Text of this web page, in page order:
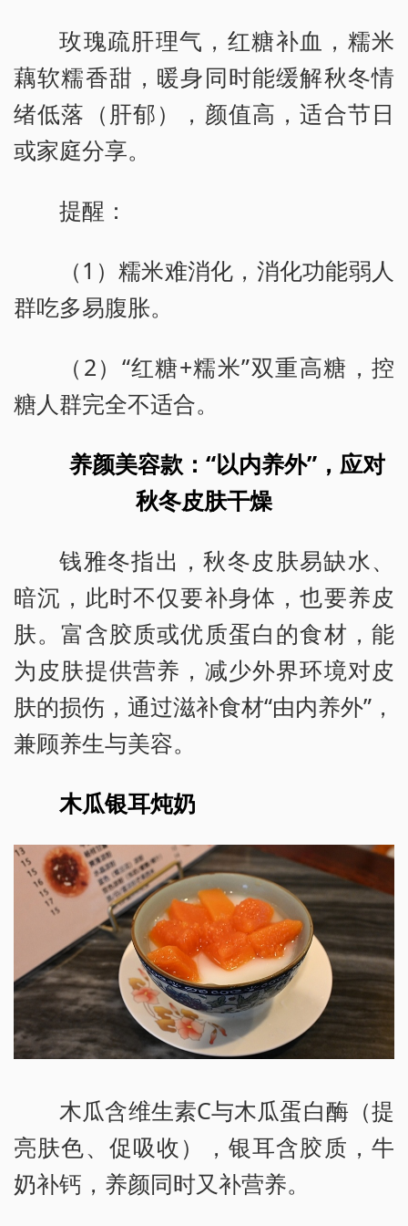
玫瑰疏肝理气，红糖补血，糯米
藕软糯香甜，暖身同时能缓解秋冬情
绪低落（肝郁），颜值高，适合节日
或家庭分享。
提醒：
（1）糯米难消化，消化功能弱人
群吃多易腹胀。
（2）“红糖+糯米”双重高糖，控
糖人群完全不适合。
养颜美容款：“以内养外”，应对
秋冬皮肤干燥
钱雅冬指出，秋冬皮肤易缺水、
暗沉，此时不仅要补身体，也要养皮
肤。富含胶质或优质蛋白的食材，能
为皮肤提供营养，减少外界环境对皮
肤的损伤，通过滋补食材“由内养外”，
兼顾养生与美容。
木瓜银耳炖奶
木瓜含维生素C与木瓜蛋白酶（提
亮肤色、促吸收），银耳含胶质，牛
奶补钙，养颜同时又补营养。